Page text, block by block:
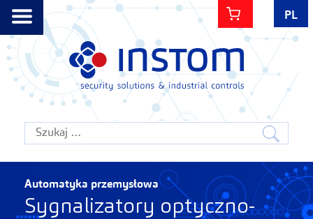
do
zawartości
PL
Automatyka
przemysłowa
Automatyka przemysłowa
Sygnalizatory optyczno-